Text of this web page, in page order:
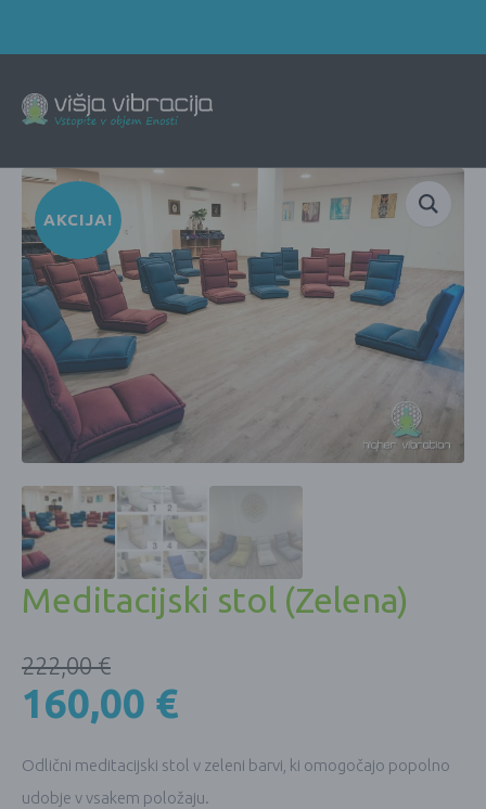
AKCIJA!
Meditacijski stol (Zelena)
222,00€
160,00 €
Odlični meditacijski stol v zeleni barvi, ki omogočajo popolno
udobje v vsakem položaju.